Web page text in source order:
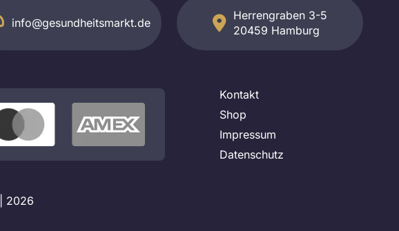
info@gesundheitsmarkt.de
Herrengraben 3-5
20459 Hamburg
Kontakt
Shop
Impressum
Datenschutz
2026